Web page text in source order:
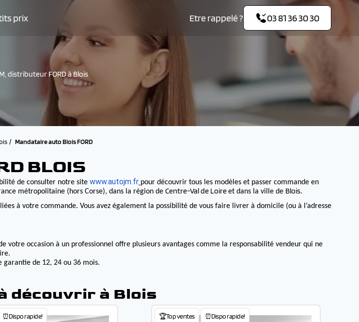
prix Etre rappelé ? 03 81 36 30 30
distributeur FORD à Blois
Mandataire auto Blois FORD
BLOIS
de consulter notre site www.autojm.fr pour découvrir tous les modèles et passer commande en
métropolitaine (hors Corse), dans la région de Centre-Val de Loireet dans la ville de Blois.
à votre commande. Vous avez également la possibilité de vous faire livrer à domicile (ou à l’adresse
votre occasion à un professionnel offre plusieurs avantages comme la responsabilité vendeur qui ne
garantie de 12, 24 ou 36 mois.
découvrir à Blois
⏰Dispo rapide! 🏆Top ventes ⏰Dispo rapide!